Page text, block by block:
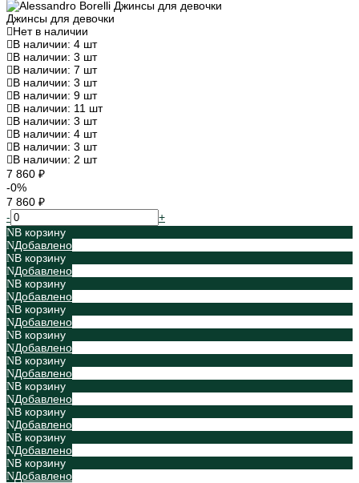
Джинсы для девочки
Нет в наличии
В наличии: 4 шт
В наличии: 3 шт
В наличии: 7 шт
В наличии: 3 шт
В наличии: 9 шт
В наличии: 11 шт
В наличии: 3 шт
В наличии: 4 шт
В наличии: 3 шт
В наличии: 2 шт
7 860 ₽
-0%
7 860 ₽
-
+
В корзину
Добавлено
В корзину
Добавлено
В корзину
Добавлено
В корзину
Добавлено
В корзину
Добавлено
В корзину
Добавлено
В корзину
Добавлено
В корзину
Добавлено
В корзину
Добавлено
В корзину
Добавлено